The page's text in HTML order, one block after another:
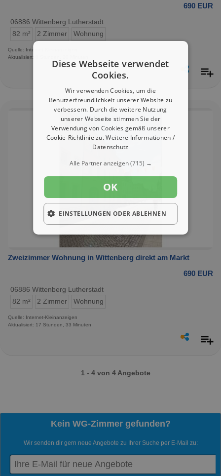
690 EUR
06886 Wittenberg Lutherstadt
82 m²
2 Zimmer Wohnung
Quelle: Internet-Kleinanzeigen
Aktualisiert: 0 Stunden, 20 Minuten
Zweizimmer Wohnung in Wittenberg direkt am Markt
690 EUR
06886 Wittenberg Lutherstadt
82 m²
2 Zimmer Wohnung
Quelle: Internet-Kleinanzeigen
Aktualisiert: 17 Stunden, 33 Minuten
1 - 4 von 4 Angebote
Kein WG-Zimmer gefunden?
Wir senden dir gern neue Angebote zu Ihrer Suche per E-Mail zu:
Diese Webseite verwendet
Cookies.
Wir verwenden Cookies, um die
Benutzerfreundlichkeit unserer Website zu
verbessern. Durch die weitere Nutzung
unserer Webseite stimmen Sie der
Verwendung von Cookies gemäß unserer
Cookie-Richtlinie zu.Weitere Informationen /
Datenschutz
Alle Partner anzeigen(715) →
OK
EINSTELLUNGEN ODER ABLEHNEN